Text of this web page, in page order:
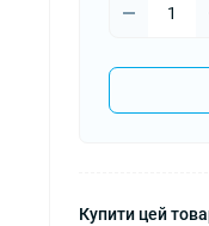
Купити цей